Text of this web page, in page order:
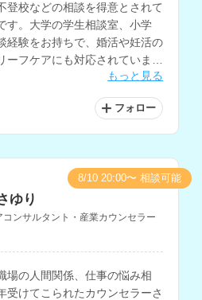
登校などの相談を得意とされて
す。大学の学生相談室、小学
経験をお持ちで、婚活や妊活の
ーフケアにも対応されていま
もっと見る
フォロー
ゆり
コンサルタント・産業カウンセラー
場の人間関係、仕事の悩み相
受けてこられたカウンセラーさ
8/10 20:00〜 相談可能